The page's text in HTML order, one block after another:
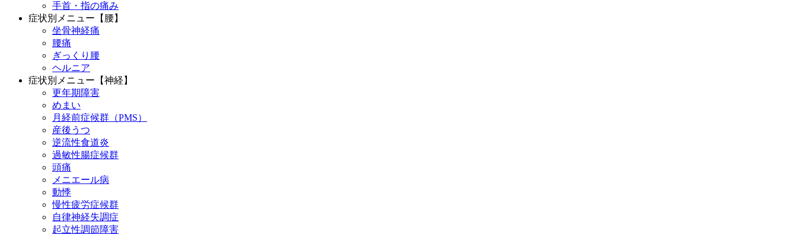
手首・指の痛み
症状別メニュー【腰】
坐骨神経痛
腰痛
ぎっくり腰
ヘルニア
症状別メニュー【神経】
更年期障害
めまい
月経前症候群（PMS）
産後うつ
逆流性食道炎
過敏性腸症候群
頭痛
メニエール病
動悸
慢性疲労症候群
自律神経失調症
起立性調節障害